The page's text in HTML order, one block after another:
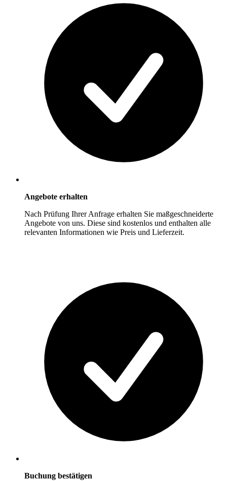
Angebote erhalten
Nach Prüfung Ihrer Anfrage erhalten Sie maßgeschneiderte
Angebote von uns. Diese sind kostenlos und enthalten alle
relevanten Informationen wie Preis und Lieferzeit.
Buchung bestätigen